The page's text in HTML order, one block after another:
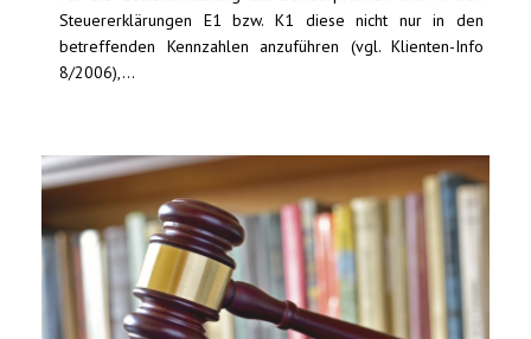
Steuererklärungen E1 bzw. K1 diese nicht nur in den
betreffenden Kennzahlen anzuführen (vgl. Klienten-Info
8/2006),...